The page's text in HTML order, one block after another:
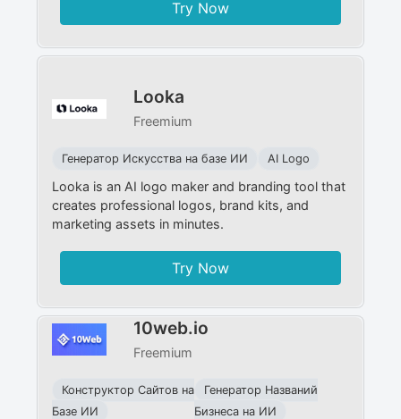
Try Now
Looka
Freemium
Генератор Искусства на базе ИИ AI Logo
Looka is an AI logo maker and branding tool that
creates professional logos, brand kits, and
marketing assets in minutes.
Try Now
10web.io
Freemium
Конструктор Сайтов на
Базе ИИ
Генератор Названий
Бизнеса на ИИ